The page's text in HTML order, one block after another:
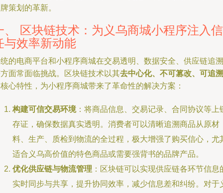
策划的革新。
、 区块链技术：为义乌商城小程序注入信
与效率新动能
的电商平台和小程序商城在交易透明、数据安全、供应链追溯
面常面临挑战。区块链技术以其去中心化、不可篡改、可追溯
心特性，为小程序商城带来了革命性的解决方案：
构建可信交易环境：将商品信息、交易记录、合同协议等上
存证，确保数据真实透明。消费者可以清晰追溯商品从原材
料、生产、质检到物流的全过程，极大增强了购买信心，尤
适合义乌高价值的特色商品或需要强背书的品牌产品。
优化供应链与物流管理 ：区块链可以实现供应链各环节信息
实时同步与共享，提升协同效率，减少信息差和纠纷。对于